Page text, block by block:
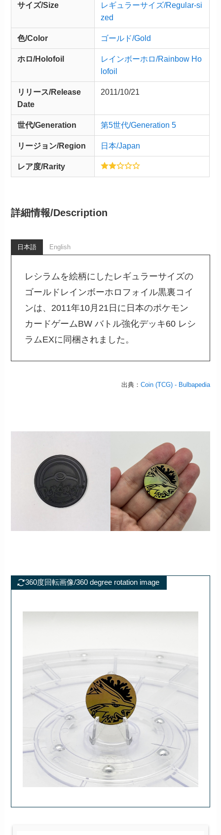
サイズ/Size
レギュラーサイズ/Regular-si
zed
色/Color ゴールド/Gold
ホロ/Holofoil
レインボーホロ/Rainbow Ho
lofoil
リリース/Release
Date
2011/10/21
世代/Generation 第5世代/Generation 5
リージョン/Region 日本/Japan
レア度/Rarity
詳細情報/Description
日本語 English
レシラムを絵柄にしたレギュラーサイズの
ゴールドレインボーホロフォイル黒裏コイ
ンは、2011年10月21日に日本のポケモン
カードゲームBW バトル強化デッキ60 レシ
ラムEXに同梱されました。
出典： Coin (TCG) - Bulbapedia
360度回転画像/360 degree rotation image